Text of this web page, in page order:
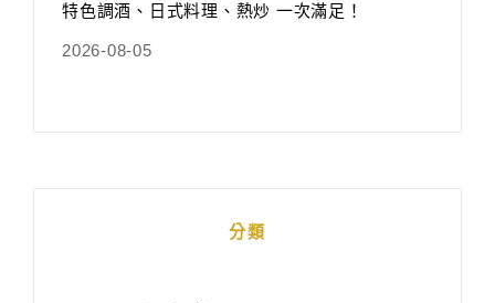
特色調酒、日式料理、熱炒 一次滿足！
2026-08-05
分類